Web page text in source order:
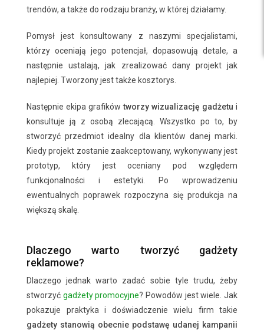
trendów, a także do rodzaju branży, w której działamy.
Pomysł jest konsultowany z naszymi specjalistami,
którzy oceniają jego potencjał, dopasowują detale, a
następnie ustalają, jak zrealizować dany projekt jak
najlepiej. Tworzony jest także kosztorys.
Następnie ekipa grafikówtworzy wizualizację gadżetu i
konsultuje ją z osobą zlecającą. Wszystko po to, by
stworzyć przedmiot idealny dla klientów danej marki.
Kiedy projekt zostanie zaakceptowany, wykonywany jest
prototyp, który jest oceniany pod względem
funkcjonalności i estetyki. Po wprowadzeniu
ewentualnych poprawek rozpoczyna się produkcja na
większą skalę.
Dlaczego warto tworzyć gadżety
reklamowe?
Dlaczego jednak warto zadać sobie tyle trudu, żeby
stworzyć gadżety promocyjne? Powodów jest wiele. Jak
pokazuje praktyka i doświadczenie wielu firm takie
gadżety stanowią obecnie podstawę udanej kampanii